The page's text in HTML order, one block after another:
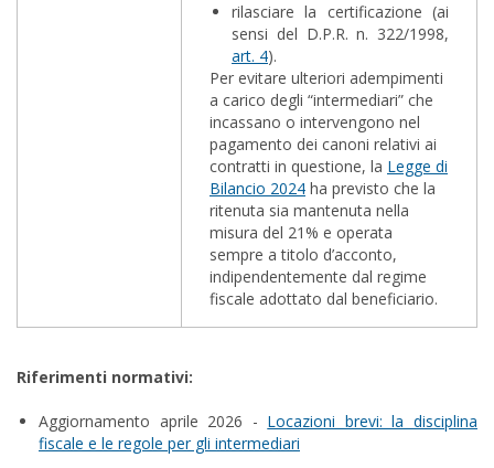
rilasciare la certificazione (ai
sensi del D.P.R. n. 322/1998,
art. 4).
Per evitare ulteriori adempimenti
a carico degli “intermediari” che
incassano o intervengono nel
pagamento dei canoni relativi ai
contratti in questione, la Legge di
Bilancio 2024 ha previsto che la
ritenuta sia mantenuta nella
misura del 21% e operata
sempre a titolo d’acconto,
indipendentemente dal regime
fiscale adottato dal beneficiario.
Riferimenti normativi:
Aggiornamento aprile 2026 - Locazioni brevi: la disciplina
fiscale e le regole per gli intermediari